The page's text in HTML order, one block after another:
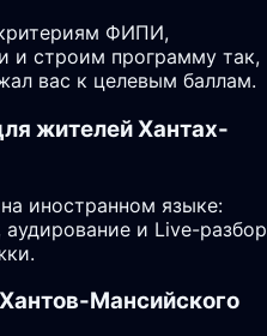
ФИПИ,
и строим программу так,
вас к целевым баллам.
жителей Хантах-
иностранном языке:
и Live-разбор
Мансийского